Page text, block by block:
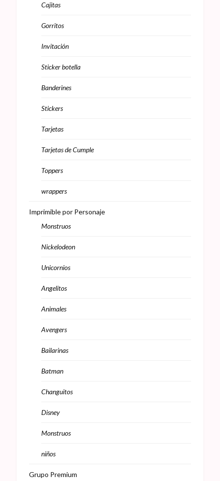
Cajitas
Gorritos
Invitación
Sticker botella
Banderines
Stickers
Tarjetas
Tarjetas de Cumple
Toppers
wrappers
Imprimible por Personaje
Monstruos
Nickelodeon
Unicornios
Angelitos
Animales
Avengers
Bailarinas
Batman
Changuitos
Disney
Monstruos
niños
Grupo Premium